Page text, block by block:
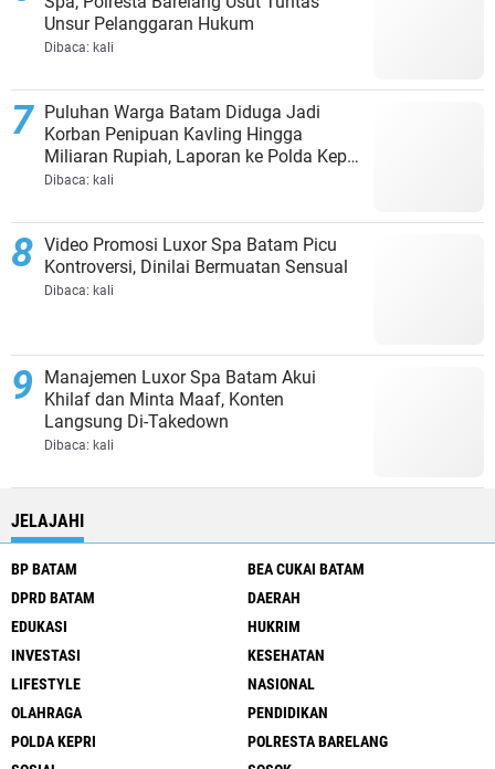
Unsur Pelanggaran Hukum
Dibaca: kali
Puluhan Warga Batam Diduga Jadi
Korban Penipuan Kavling Hingga
Miliaran Rupiah, Laporan ke Polda Kepri
Jalan di Tempat?
Dibaca: kali
Video Promosi Luxor Spa Batam Picu
Kontroversi, Dinilai Bermuatan Sensual
Dibaca: kali
Manajemen Luxor Spa Batam Akui
Khilaf dan Minta Maaf, Konten
Langsung Di-Takedown
Dibaca: kali
JELAJAHI
BP BATAM
BEA CUKAI BATAM
DPRD BATAM
DAERAH
EDUKASI
HUKRIM
INVESTASI
KESEHATAN
LIFESTYLE
NASIONAL
OLAHRAGA
PENDIDIKAN
POLDA KEPRI
POLRESTA BARELANG